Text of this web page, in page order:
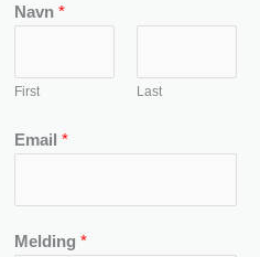
Navn *
First Last
Email *
Melding *